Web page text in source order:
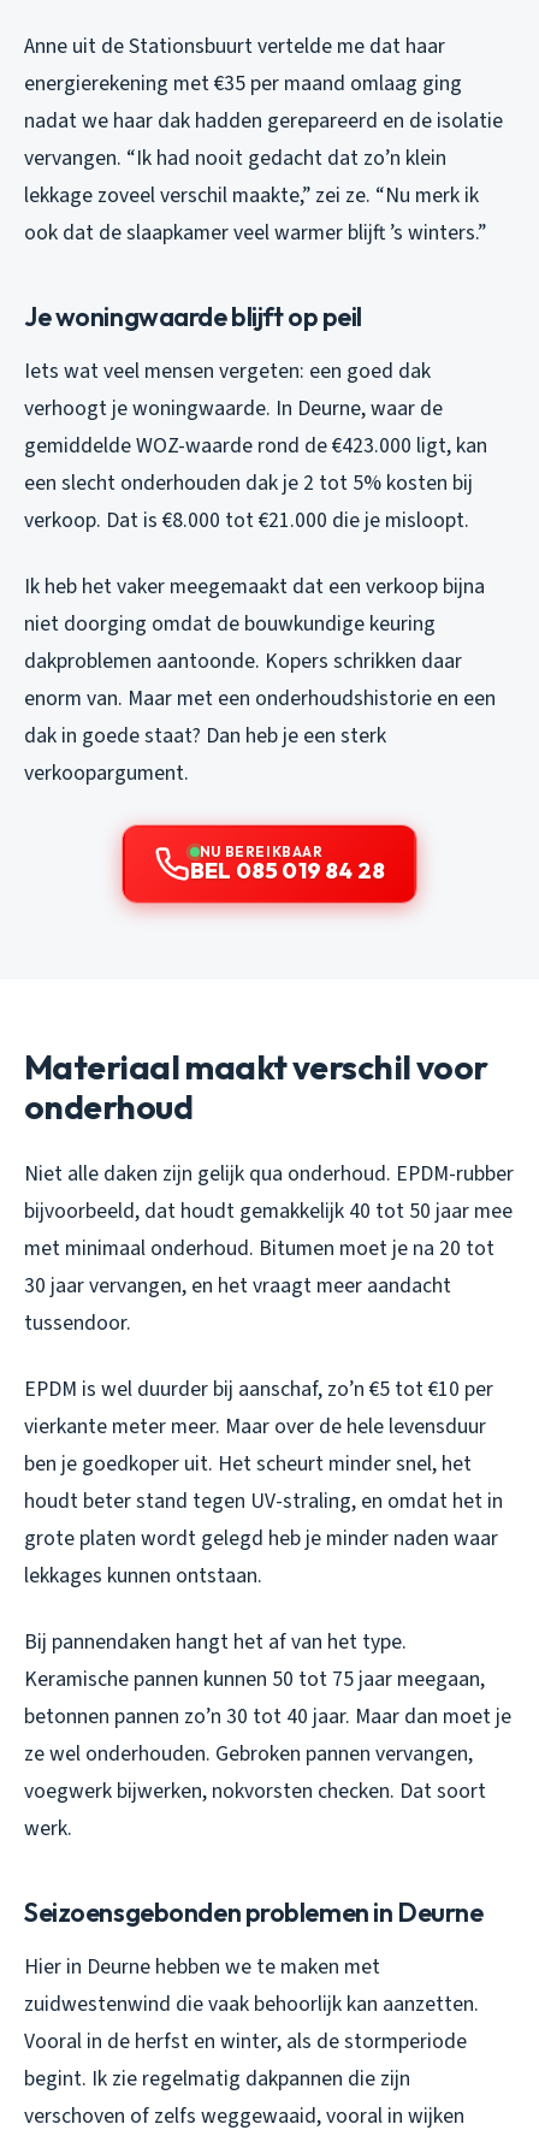
Anne uit de Stationsbuurt vertelde me dat haar
energierekening met €35 per maand omlaag ging
nadat we haar dak hadden gerepareerd en de isolatie
vervangen. “Ik had nooit gedacht dat zo’n klein
lekkage zoveel verschil maakte,” zei ze. “Nu merk ik
ook dat de slaapkamer veel warmer blijft ’s winters.”
Je woningwaarde blijft op peil
Iets wat veel mensen vergeten: een goed dak
verhoogt je woningwaarde. In Deurne, waar de
gemiddelde WOZ-waarde rond de €423.000 ligt, kan
een slecht onderhouden dak je 2 tot 5% kosten bij
verkoop. Dat is €8.000 tot €21.000 die je misloopt.
Ik heb het vaker meegemaakt dat een verkoop bijna
niet doorging omdat de bouwkundige keuring
dakproblemen aantoonde. Kopers schrikken daar
enorm van. Maar met een onderhoudshistorie en een
dak in goede staat? Dan heb je een sterk
verkoopargument.
NU BEREIKBAAR
BEL 085 019 84 28
Materiaal maakt verschil voor
onderhoud
Niet alle daken zijn gelijk qua onderhoud. EPDM-rubber
bijvoorbeeld, dat houdt gemakkelijk 40 tot 50 jaar mee
met minimaal onderhoud. Bitumen moet je na 20 tot
30 jaar vervangen, en het vraagt meer aandacht
tussendoor.
EPDM is wel duurder bij aanschaf, zo’n €5 tot €10 per
vierkante meter meer. Maar over de hele levensduur
ben je goedkoper uit. Het scheurt minder snel, het
houdt beter stand tegen UV-straling, en omdat het in
grote platen wordt gelegd heb je minder naden waar
lekkages kunnen ontstaan.
Bij pannendaken hangt het af van het type.
Keramische pannen kunnen 50 tot 75 jaar meegaan,
betonnen pannen zo’n 30 tot 40 jaar. Maar dan moet je
ze wel onderhouden. Gebroken pannen vervangen,
voegwerk bijwerken, nokvorsten checken. Dat soort
werk.
Seizoensgebonden problemen in Deurne
Hier in Deurne hebben we te maken met
zuidwestenwind die vaak behoorlijk kan aanzetten.
Vooral in de herfst en winter, als de stormperiode
begint. Ik zie regelmatig dakpannen die zijn
verschoven of zelfs weggewaaid, vooral in wijken